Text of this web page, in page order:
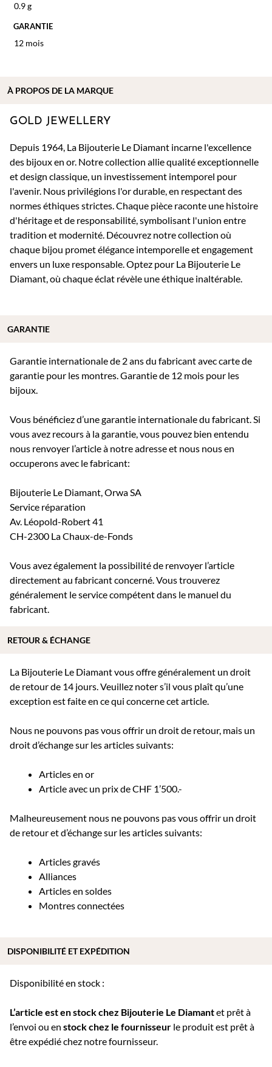
0.9 g
GARANTIE
12 mois
GOLD JEWELLERY
Depuis 1964, La Bijouterie Le Diamant incarne l'excellence
des bijoux en or. Notre collection allie qualité exceptionnelle
et design classique, un investissement intemporel pour
l'avenir. Nous privilégions l'or durable, en respectant des
normes éthiques strictes. Chaque pièce raconte une histoire
d'héritage et de responsabilité, symbolisant l'union entre
tradition et modernité. Découvrez notre collection où
chaque bijou promet élégance intemporelle et engagement
envers un luxe responsable. Optez pour La Bijouterie Le
Diamant, où chaque éclat révèle une éthique inaltérable.
Garantie internationale de 2 ans du fabricant avec carte de
garantie pour les montres. Garantie de 12 mois pour les
bijoux.
Vous bénéficiez d’une garantie internationale du fabricant. Si
vous avez recours à la garantie, vous pouvez bien entendu
nous renvoyer l’article à notre adresse et nous nous en
occuperons avec le fabricant:
Bijouterie Le Diamant, Orwa SA
Service réparation
Av. Léopold-Robert 41
CH-2300 La Chaux-de-Fonds
Vous avez également la possibilité de renvoyer l’article
directement au fabricant concerné. Vous trouverez
généralement le service compétent dans le manuel du
fabricant.
La Bijouterie Le Diamant vous offre généralement un droit
de retour de 14 jours. Veuillez noter s’il vous plaît qu’une
exception est faite en ce qui concerne cet article.
Nous ne pouvons pas vous offrir un droit de retour, mais un
droit d’échange sur les articles suivants:
Articles en or
Article avec un prix de CHF 1’500.-
Malheureusement nous ne pouvons pas vous offrir un droit
de retour et d’échange sur les articles suivants:
Articles gravés
Alliances
Articles en soldes
Montres connectées
Disponibilité en stock :
L’article est en stock chez Bijouterie Le Diamantet prêt à
l’envoi ou en stock chez le fournisseur le produit est prêt à
être expédié chez notre fournisseur.
À PROPOS DE LA MARQUE
GARANTIE
RETOUR & ÉCHANGE
DISPONIBILITÉ ET EXPÉDITION